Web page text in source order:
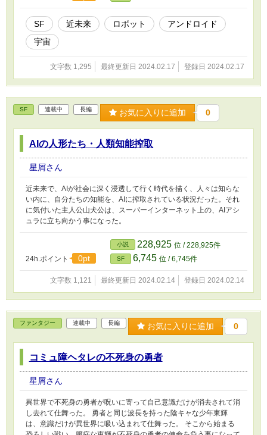
SF 近未来 ロボット
アンドロイド
宇宙
文字数 1,295 最終更新日 2024.02.17 登録日 2024.02.17
SF 連載中 長編 お気に入りに追加 0
AIの人形たち・人類知能搾取
星屑さん
近未来で、AIが社会に深く浸透して行く時代を描く、人々は知らな
い内に、自分たちの知能を、AIに搾取されている状況だった。それ
に気付いた主人公山犬公は、スーパーインターネット上の、AIアシ
ュラに立ち向かう事になった。
24h.ポイント 0pt
小説 228,925 位 / 228,925件
SF 6,745 位 / 6,745件
文字数 1,121 最終更新日 2024.02.14 登録日 2024.02.14
ファンタジー 連載中 長編 お気に入りに追加 0
コミュ障ヘタレの不死身の勇者
星屑さん
異世界で不死身の勇者が呪いに寄って自己意識だけが消去されて消
し去れて仕舞った。 勇者と同じ波長を持った陰キャな少年東輝
は、意識だけが異世界に吸い込まれて仕舞った。 そこから始まる